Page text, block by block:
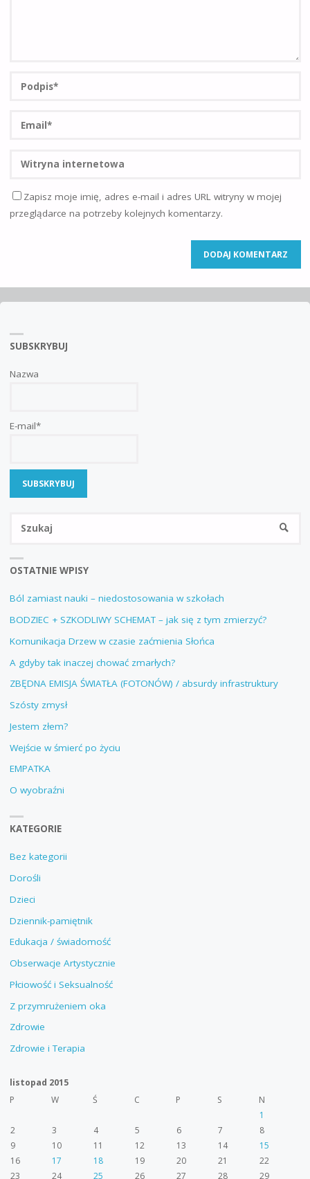
Zapisz moje imię, adres e-mail i adres URL witryny w mojej
przeglądarce na potrzeby kolejnych komentarzy.
SUBSKRYBUJ
Nazwa
E-mail*
OSTATNIE WPISY
Ból zamiast nauki – niedostosowania w szkołach
BODZIEC + SZKODLIWY SCHEMAT – jak się z tym zmierzyć?
Komunikacja Drzew w czasie zaćmienia Słońca
A gdyby tak inaczej chować zmarłych?
ZBĘDNA EMISJA ŚWIATŁA (FOTONÓW) / absurdy infrastruktury
Szósty zmysł
Jestem złem?
Wejście w śmierć po życiu
EMPATKA
O wyobraźni
KATEGORIE
Bez kategorii
Dorośli
Dzieci
Dziennik-pamiętnik
Edukacja / świadomość
Obserwacje Artystycznie
Płciowość i Seksualność
Z przymrużeniem oka
Zdrowie
Zdrowie i Terapia
listopad 2015
P
W Ś C P S
N
1
2
3 4 5 6 7
8
9
10 11 12 13 14
15
16
17 18 19 20 21
22
23
24 25 26 27 28 29